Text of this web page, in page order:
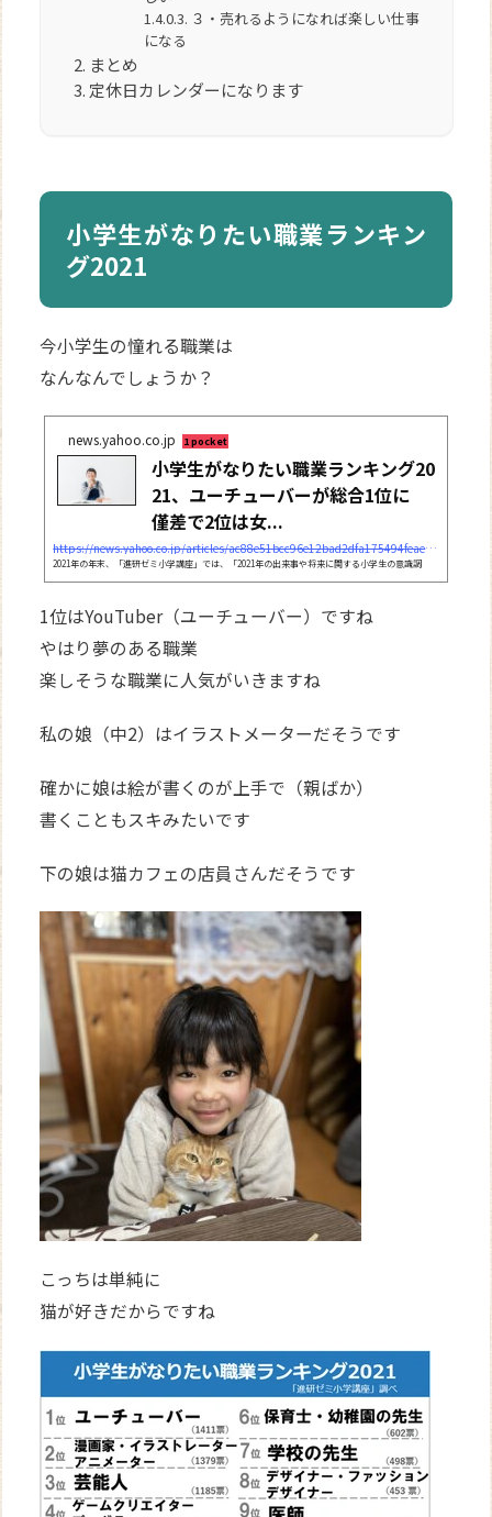
３・売れるようになれば楽しい仕事
になる
まとめ
定休日カレンダーになります
小学生がなりたい職業ランキン
グ2021
今小学生の憧れる職業は
なんなんでしょうか？
news.yahoo.co.jp 1 pocket
小学生がなりたい職業ランキング20
21、ユーチューバーが総合1位に
僅差で2位は女...
https://news.yahoo.co.jp/articles/ac88e51bcc96e12bad2dfa175494feae4925841e
2021年の年末、「進研ゼミ小学講座」では、「2021年の出来事や将来に関する小学生の意識調
査」を実施しました。その中でも今回は、「小学生がなりたい職業」をご紹介します。社会の変化
1位はYouTuber（ユーチューバー）ですね
やはり夢のある職業
楽しそうな職業に人気がいきますね
私の娘（中2）はイラストメーターだそうです
確かに娘は絵が書くのが上手で（親ばか）
書くこともスキみたいです
下の娘は猫カフェの店員さんだそうです
こっちは単純に
猫が好きだからですね